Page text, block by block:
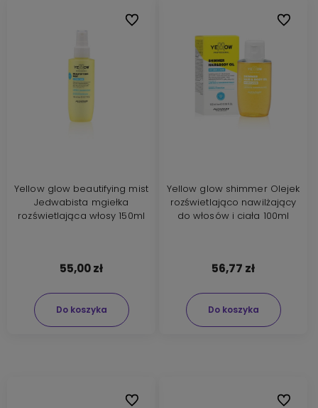
Yellow glow beautifying mist
Jedwabista mgiełka
rozświetlająca włosy 150ml
55,00 zł
Do koszyka
Do ulubionych
Yellow glow shimmer Olejek
rozświetlająco nawilżający
do włosów i ciała 100ml
56,77 zł
Do koszyka
Do
Do ulubionych Do